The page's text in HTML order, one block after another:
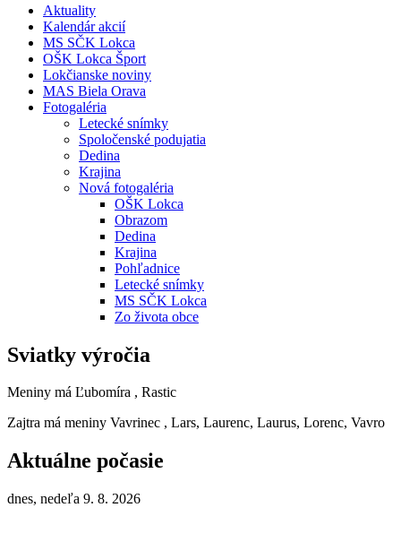
Aktuality
Kalendár akcií
MS SČK Lokca
OŠK Lokca Šport
Lokčianske noviny
MAS Biela Orava
Fotogaléria
Letecké snímky
Spoločenské podujatia
Dedina
Krajina
Nová fotogaléria
OŠK Lokca
Obrazom
Dedina
Krajina
Pohľadnice
Letecké snímky
MS SČK Lokca
Zo života obce
Sviatky výročia
Meniny má Ľubomíra , Rastic
Zajtra má meniny Vavrinec , Lars, Laurenc, Laurus, Lorenc, Vavro
Aktuálne počasie
dnes, nedeľa 9. 8. 2026